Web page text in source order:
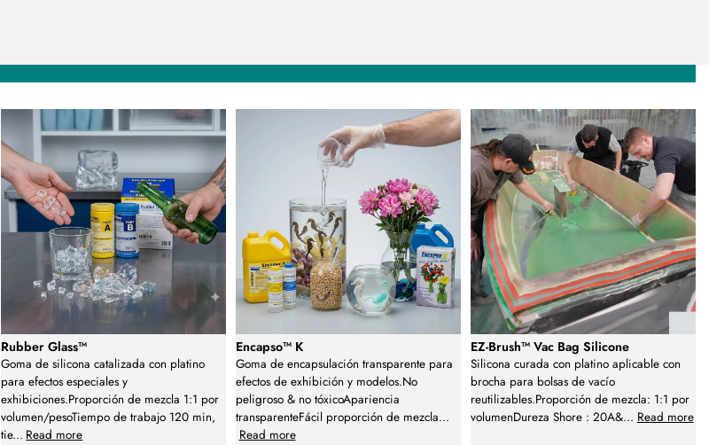
Rubber Glass™
Goma de silicona catalizada con platino
para efectos especiales y
exhibiciones.Proporción de mezcla 1:1 por
volumen/pesoTiempo de trabajo 120 min,
tie... Read more
Encapso™ K
Goma de encapsulación transparente para
efectos de exhibición y modelos.No
peligroso & no tóxicoApariencia
transparenteFácil proporción de mezcla...
Read more
EZ-Brush™ Vac Bag Silicone
Silicona curada con platino aplicable con
brocha para bolsas de vacío
reutilizables.Proporción de mezcla: 1:1 por
volumenDureza Shore : 20A&... Read more